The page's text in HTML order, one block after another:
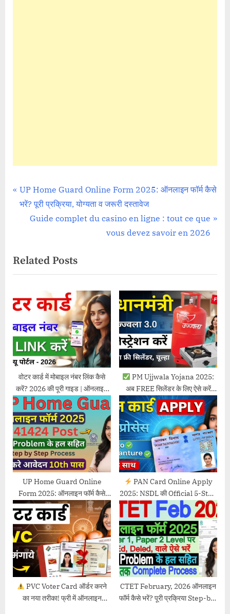
How To
Post
navigation
P
r
o
u
P
s
t
:
UP Home Guard Online Form 2025: ऑनलाइन फॉर्म कैसे
भरें? पूरी प्रक्रिया, योग्यता व जरूरी दस्तावेज
N
t
P
s
:
Guide complet du casino en ligne : tout ce que
vous devez savoir en 2026
Related Posts
वोटर कार्ड में मोबाइल नंबर लिंक कैसे
करें? 2026 की पूरी गाइड | ऑनलाइन
स्टेप बाय स्टेप प्रोसेस
PM Ujjwala Yojana 2025:
अब FREE सिलेंडर के लिए ऐसे करें
ऑनलाइन आवेदन! पात्रता, दस्तावेज़ व
पूरी प्रक्रिया
UP Home Guard Online
Form 2025: ऑनलाइन फॉर्म कैसे
भरें? पूरी प्रक्रिया, योग्यता व जरूरी
दस्तावेज
PAN Card Online Apply
2025: NSDL की Official 5-Step
गाइड, गलती की कोई गुंजाइश नहीं
PVC Voter Card ऑर्डर करने
का नया तरीका! फ्री में ऑनलाइन
CTET February, 2026 ऑनलाइन
फॉर्म कैसे भरें? पूरी प्रक्रिया Step-by-